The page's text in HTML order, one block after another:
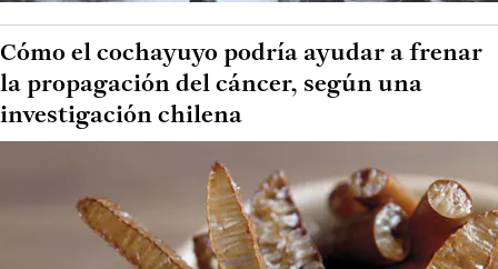
Cómo el cochayuyo podría ayudar a frenar
la propagación del cáncer, según una
investigación chilena